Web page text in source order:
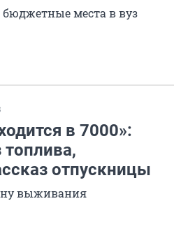
места в вуз
в 7000»:
отпускницы
выживания